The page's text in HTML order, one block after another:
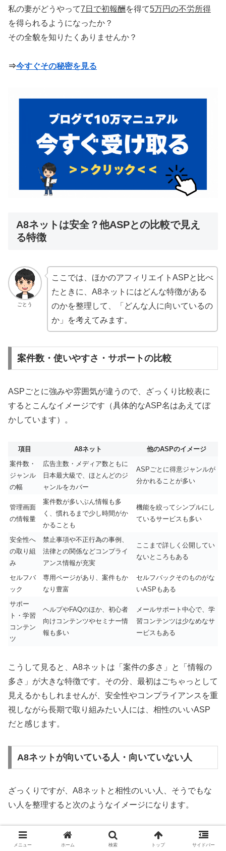
私の妻がどうやって7日で初報酬 を得て5万円の不労所得
を得られるようになったか？
その全貌を知りたくありませんか？
⇒今すぐその秘密を見る
A8ネットは安全？他ASPとの比較で見え
る特徴
ごとう
ここでは、ほかのアフィリエイトASPと比べ
たときに、A8ネットにはどんな特徴がある
のかを整理して、「どんな人に向いているの
か」を考えてみます。
案件数・使いやすさ・サポートの比較
ASPごとに強みや雰囲気が違うので、ざっくり比較表に
するとこんなイメージです（具体的なASP名はあえてぼ
かしています）。
項目 A8ネット
他のASPのイメージ
案件数・
ジャンル
の幅
広告主数・メディア数ともに
日本最大級で、ほとんどのジ
ャンルをカバー
ASPごとに得意ジャンルが
分かれることが多い
管理画面
の情報量
案件数が多いぶん情報も多
く、慣れるまで少し時間がか
かることも
機能を絞ってシンプルにし
ているサービスも多い
安全性へ
の取り組
み
禁止事項や不正行為の事例、
法律との関係などコンプライ
アンス情報が充実
ここまで詳しく公開してい
ないところもある
セルフバ
ック
専用ページがあり、案件もか
なり豊富
セルフバックそのものがな
いASPもある
サポー
ト・学習
コンテン
ツ
ヘルプやFAQのほか、初心者
向けコンテンツやセミナー情
報も多い
メールサポート中心で、学
習コンテンツは少なめなサ
ービスもある
こうして見ると、A8ネットは「案件の多さ」と「情報の
多さ」が大きな特徴です。その分、最初はごちゃっとして
見えるかもしれませんが、安全性やコンプライアンスを重
視しながら長期で取り組みたい人には、相性のいいASP
だと感じます。
A8ネットが向いている人・向いていない人
ざっくりですが、A8ネットと相性のいい人、そうでもな
い人を整理すると次のようなイメージになります。
A8ネットが向いている人
メニュー ホーム 検索 トップ サイドバー